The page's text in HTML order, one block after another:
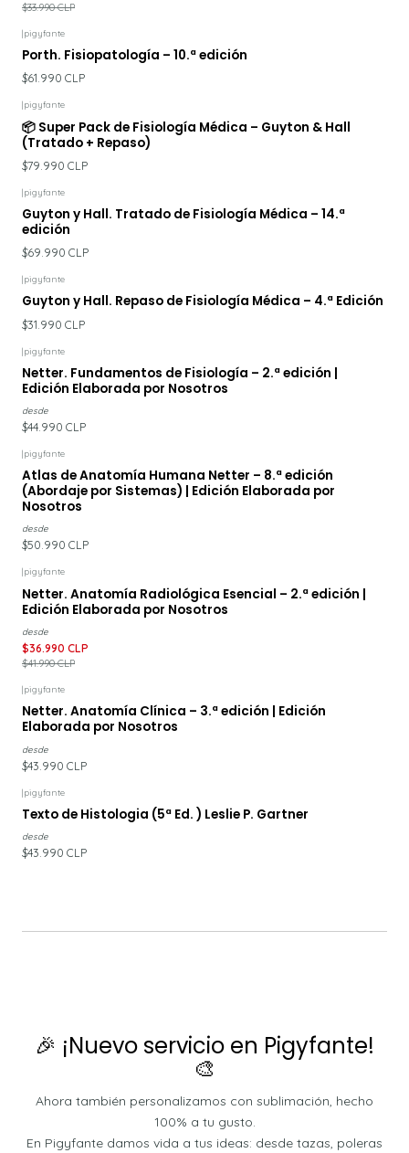
$33.990 CLP
|pigyfante
Porth. Fisiopatología – 10.ª edición
$61.990 CLP
|pigyfante
📦 Super Pack de Fisiología Médica – Guyton & Hall
(Tratado + Repaso)
$79.990 CLP
|pigyfante
Guyton y Hall. Tratado de Fisiología Médica – 14.ª
edición
$69.990 CLP
|pigyfante
Guyton y Hall. Repaso de Fisiología Médica – 4.ª Edición
$31.990 CLP
|pigyfante
Netter. Fundamentos de Fisiología – 2.ª edición |
Edición Elaborada por Nosotros
desde
$44.990 CLP
|pigyfante
Atlas de Anatomía Humana Netter – 8.ª edición
(Abordaje por Sistemas) | Edición Elaborada por
Nosotros
desde
$50.990 CLP
-12% DESCUENTO
|pigyfante
Netter. Anatomía Radiológica Esencial – 2.ª edición |
Edición Elaborada por Nosotros
desde
$36.990 CLP
$41.990 CLP
|pigyfante
Netter. Anatomía Clínica – 3.ª edición | Edición
Elaborada por Nosotros
desde
$43.990 CLP
|pigyfante
Texto de Histologia (5ª Ed. ) Leslie P. Gartner
desde
$43.990 CLP
🎉 ¡Nuevo servicio en Pigyfante!
🎨
Ahora también personalizamos con sublimación, hecho
100% a tu gusto.
En Pigyfante damos vida a tus ideas: desde tazas, poleras